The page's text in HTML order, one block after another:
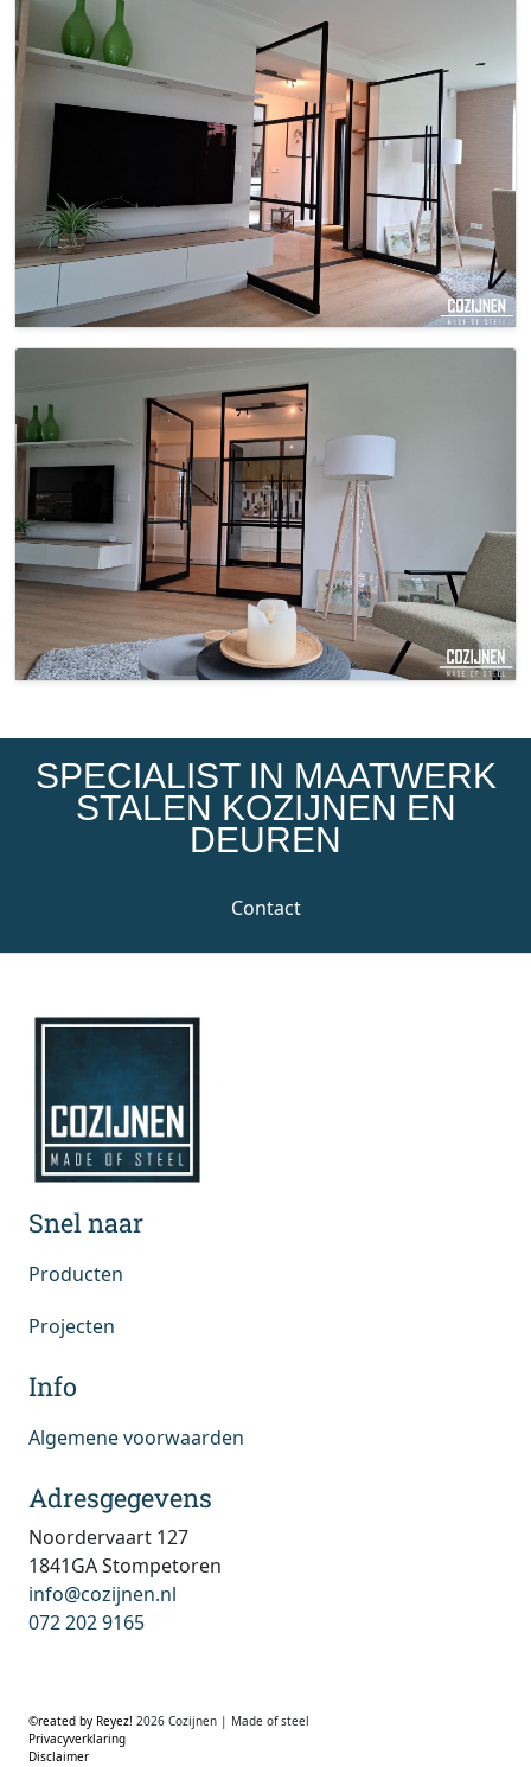
SPECIALIST IN MAATWERK
STALEN KOZIJNEN EN
DEUREN
Contact
Snel naar
Producten
Projecten
Info
Algemene voorwaarden
Adresgegevens
Noordervaart 127
1841GA Stompetoren
info@cozijnen.nl
072 202 9165
©reated by Reyez! 2026 Cozijnen | Made of steel
Privacyverklaring
Disclaimer